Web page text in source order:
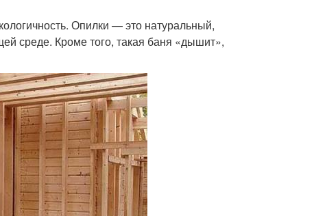
Опилки — это натуральный,
среде. Кроме того, такая баня «дышит»,